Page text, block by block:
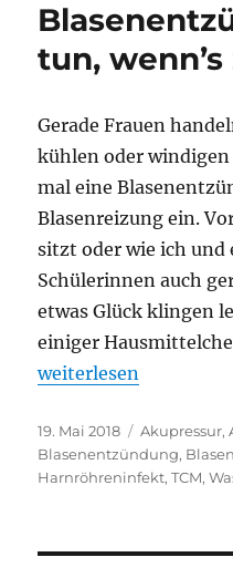
tun,
Gerade Frauen
kühlen oder
mal eine
Blasenreizung ein.
sitzt oder wie ich und
Schülerinnen auch
etwas Glück klingen
einiger
„Blasenentzündung:
weiterlesen
Veröffentlicht
am
19. Mai 2018 Akupressur,
Blasenentzündung,
Harnröhreninfekt,TCM,